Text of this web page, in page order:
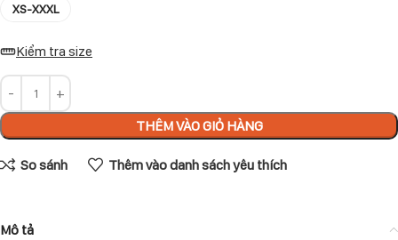
XS-XXXL
Kiểm tra size
THÊM VÀO GIỎ HÀNG
So sánh Thêm vào danh sách yêu thích
Mô tả